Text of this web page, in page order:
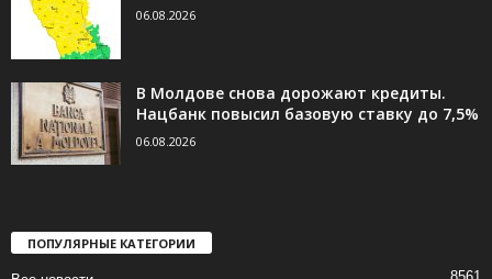
06.08.2026
В Молдове снова дорожают кредиты.
Нацбанк повысил базовую ставку до 7,5%
06.08.2026
ПОПУЛЯРНЫЕ КАТЕГОРИИ